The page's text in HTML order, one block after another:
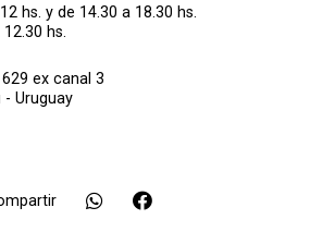
hs. y de 14.30 a 18.30 hs.
hs.
ex canal 3
- Uruguay